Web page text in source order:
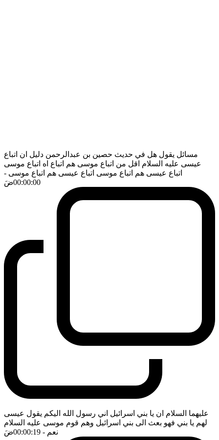
مسائل يقول هل في حديث حصين بن عبدالرحمن دليل ان اتباع
عيسى عليه السلام اقل من اتباع موسى هم اتباع اه اتباع موسى
اتباع عيسى هم اتباع موسى اتباع عيسى هم اتباع موسى -
00:00:00ضَ
عليهما السلام ان يا بني اسرائيل اني رسول الله اليكم يقول عيسى
لهم يا بني فهو بعث الى بني اسرائيل وهم قوم موسى عليه السلام
نعم - 00:00:19 ضَ